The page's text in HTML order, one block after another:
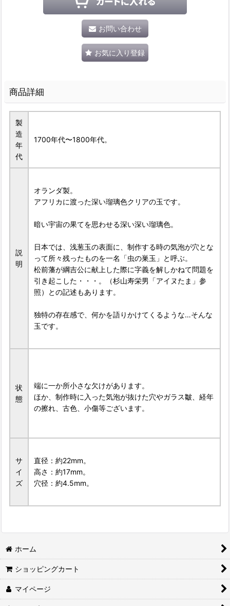
お問い合わせ
お気に入り登録
商品詳細
製
造
年
代
1700年代〜1800年代。
説
明
オランダ製。
アフリカに渡った深い瑠璃色クリアの玉です。
暗い宇宙の果てを思わせる深い深い瑠璃色。
日本では、浅葱玉の表面に、制作する時の気泡が穴とな
って所々残ったものを一名「虫の巣玉」と呼ぶ。
松前藩が綱吉公に献上した際に字義を解しかねて問題を
引き起こした・・・。（杉山寿栄男「アイヌたま」参
照）との記述もあります。
独特の存在感で、何かを語りかけてくるような…そんな
玉です。
状
態
端に一か所小さな欠けがあります。
ほか、制作時に入った気泡が抜けた穴やガラス皺、経年
の擦れ、古色、小傷等ございます。
サ
イ
ズ
直径：約22mm。
高さ：約17mm。
穴径：約4.5mm。
ホーム
ショッピングカート
マイページ